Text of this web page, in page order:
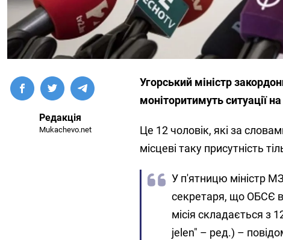
Редакція
Mukachevo.net
Угорський міністр
моніторитимуть ситуації
Це 12 чоловік, які за
місцеві таку присутність
У п'ятницю міністр
секретаря, що ОБСЄ
місія складається з
jelen" – ред.) –